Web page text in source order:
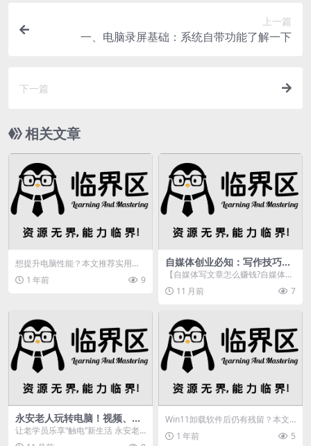
上一篇
一、电脑录屏基础：系统自带功能了解一下
下一篇
相关文章
想提升电脑性能？本文推荐实用的
电脑优化软件并分享使用技巧，教
你如何科学优化系统，...
1 年前 9
自媒体创业必知：写作技巧及
如何赚钱？热点选题神器来了
【自媒体写文章怎么赚钱?自媒体写
文章教程】我们在做自媒体创业，
不过做自媒体需要有...
11 月前 7
永安老人玩转电脑！视频、微
信、打车啥都会，超厉害
让老学员乐享“触电”新生活 永安老
年大学不一般
Win11卸载软件后仍有残留？本文
教你如何通过注册表彻底清理，释
放系统空间，解决...
1 年前 5